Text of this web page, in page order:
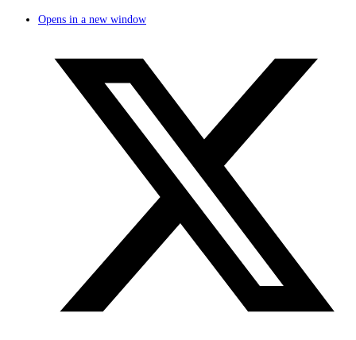
Opens in a new window